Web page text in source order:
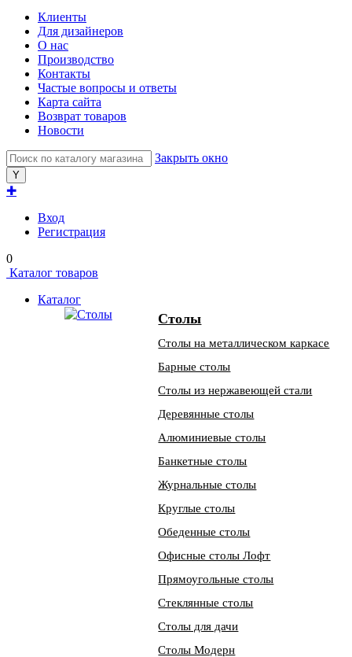
Клиенты
Для дизайнеров
О нас
Производство
Контакты
Частые вопросы и ответы
Карта сайта
Возврат товаров
Новости
Закрыть окно
✚
Вход
Регистрация
0
Каталог товаров
Каталог
Столы
Столы на металлическом каркасе
Барные столы
Столы из нержавеющей стали
Деревянные столы
Алюминиевые столы
Банкетные столы
Журнальные столы
Круглые столы
Обеденные столы
Офисные столы Лофт
Прямоугольные столы
Стеклянные столы
Столы для дачи
Столы Модерн